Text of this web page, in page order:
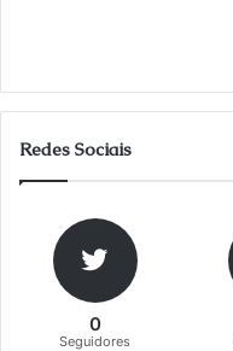
Redes Sociais
0
Seguidores